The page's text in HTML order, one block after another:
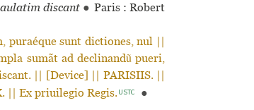
dis­cant ● Paris : Robert
sunt dictiones, nul ||
sumãt ad declinandũ pueri,
|| [Device] || PARISIIS. ||
|| Ex priuilegio Regis.USTC ●